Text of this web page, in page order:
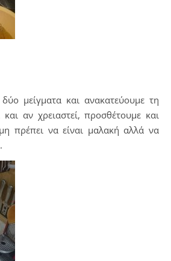
μείγματα και ανακατεύουμε τη
αν χρειαστεί, προσθέτουμε και
πρέπει να είναι μαλακή αλλά να